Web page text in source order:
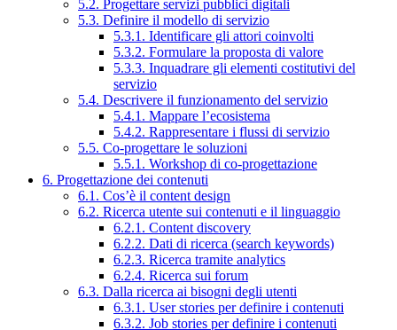
5.2. Progettare servizi pubblici digitali
5.3. Definire il modello di servizio
5.3.1. Identificare gli attori coinvolti
5.3.2. Formulare la proposta di valore
5.3.3. Inquadrare gli elementi costitutivi del
servizio
5.4. Descrivere il funzionamento del servizio
5.4.1. Mappare l’ecosistema
5.4.2. Rappresentare i flussi di servizio
5.5. Co-progettare le soluzioni
5.5.1. Workshop di co-progettazione
6. Progettazione dei contenuti
6.1. Cos’è il content design
6.2. Ricerca utente sui contenuti e il linguaggio
6.2.1. Content discovery
6.2.2. Dati di ricerca (search keywords)
6.2.3. Ricerca tramite analytics
6.2.4. Ricerca sui forum
6.3. Dalla ricerca ai bisogni degli utenti
6.3.1. User stories per definire i contenuti
6.3.2. Job stories per definire i contenuti